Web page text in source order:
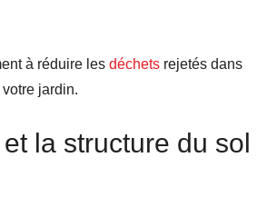
à réduire les déchets rejetés dans
jardin.
la structure du sol